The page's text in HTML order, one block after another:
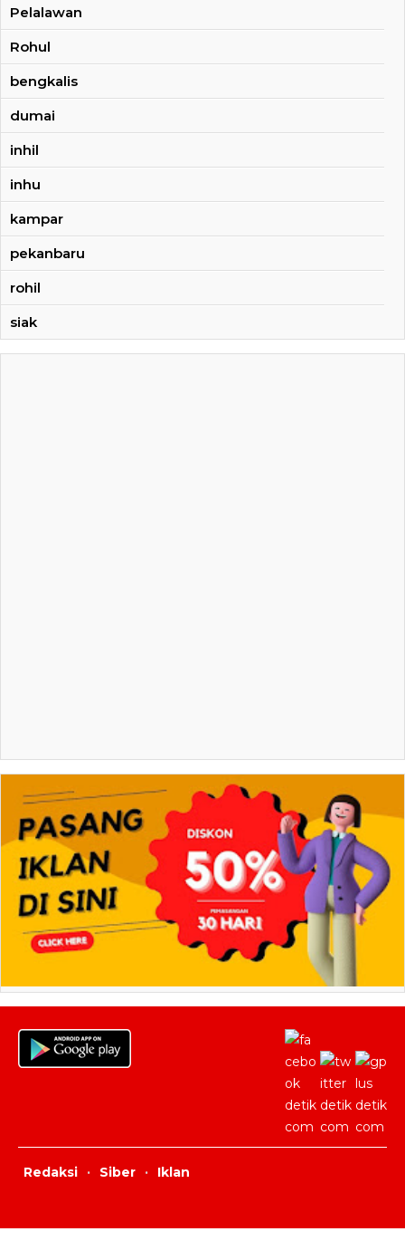
Pelalawan
Rohul
bengkalis
dumai
inhil
inhu
kampar
pekanbaru
rohil
siak
Redaksi · Siber · Iklan